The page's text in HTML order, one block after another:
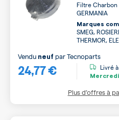
Filtre
GERMANIA
Marques
SMEG,
THERMOR,
24,77 €
Vendu neuf parTecnoparts
Livré
Mercredi
Plus d’offres à